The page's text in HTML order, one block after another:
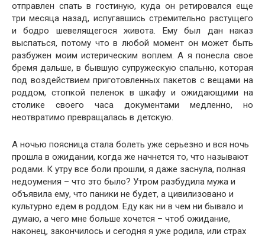
отправлен спать в гостиную, куда он ретировался еще
три месяца назад, испугавшись стремительно растущего
и бодро шевелящегося живота. Ему был дан наказ
выспаться, потому что в любой момент он может быть
разбужен моим истерическим воплем. А я понесла свое
бремя дальше, в бывшую супружескую спальню, которая
под воздействием приготовленных пакетов с вещами на
роддом, стопкой пеленок в шкафу и ожидающими на
столике своего часа документами медленно, но
неотвратимо превращалась в детскую.
А ночью поясница стала болеть уже серьезно и вся ночь
прошла в ожидании, когда же начнется то, что называют
родами. К утру все боли прошли, я даже заснула, полная
недоумения – что это было? Утром разбудила мужа и
объявила ему, что паники не будет, а цивилизовано и
культурно едем в роддом. Еду как ни в чем ни бывало и
думаю, а чего мне больше хочется – чтоб ожидание,
наконец, закончилось и сегодня я уже родила, или страх